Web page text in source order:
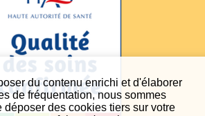
du contenu enrichi et d'élaborer
de fréquentation, nous sommes
déposer des cookies tiers sur votre